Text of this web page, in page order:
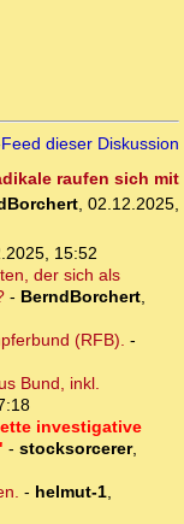
dieser Diskussion
raufen sich mit
, 02.12.2025,
15:52
der sich als
- BerndBorchert,
(RFB). -
Bund, inkl.
investigative
- stocksorcerer,
- helmut-1,